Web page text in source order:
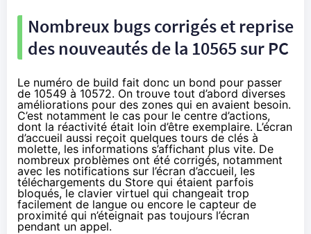
Nombreux bugs corrigés et reprise
des nouveautés de la 10565 sur PC
Le numéro de build fait donc un bond pour passer
de 10549 à 10572. On trouve tout d’abord diverses
améliorations pour des zones qui en avaient besoin.
C’est notamment le cas pour le centre d’actions,
dont la réactivité était loin d’être exemplaire. L’écran
d’accueil aussi reçoit quelques tours de clés à
molette, les informations s’affichant plus vite. De
nombreux problèmes ont été corrigés, notamment
avec les notifications sur l’écran d’accueil, les
téléchargements du Store qui étaient parfois
bloqués, le clavier virtuel qui changeait trop
facilement de langue ou encore le capteur de
proximité qui n’éteignait pas toujours l’écran
pendant un appel.